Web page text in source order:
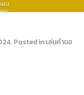
. Posted inเล่มคำขอ